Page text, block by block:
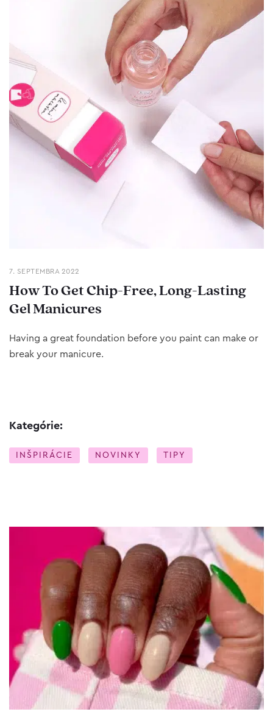
7. SEPTEMBRA 2022
How To Get Chip-Free, Long-Lasting
Gel Manicures
Having a great foundation before you paint can make or
break your manicure.
Kategórie:
INŠPIRÁCIE NOVINKY TIPY